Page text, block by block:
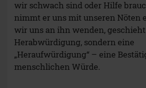
wir schwach sind oder Hilfe
nimmt er uns mit unseren Nöten
wir uns an ihn wenden,
Herabwürdigung, sondern eine
„Heraufwürdigung“ – eine
menschlichen Würde.